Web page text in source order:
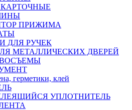
ПРИЖИМА
ДЛЯ РУЧЕК
МЕТАЛЛИЧЕСКИХ ДВЕРЕЙ
герметики, клей
УПЛОТНИТЕЛЬ